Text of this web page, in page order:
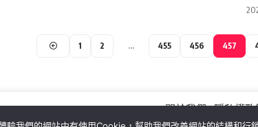
1 2 ... 455 456 457
關於我們 隱私權政